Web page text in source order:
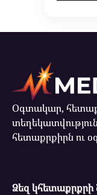
Օգտակար,
հետաքրքիրն ու
Ձեզ կհետաքրքրի